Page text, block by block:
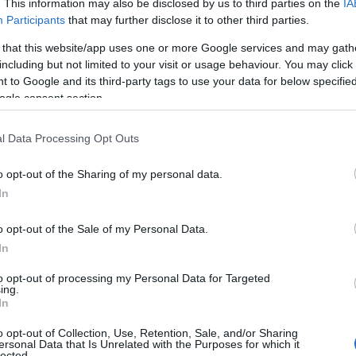
This information may also be disclosed by us to third parties on the
Participants that may further disclose it to other third parties.
that this website/app uses one or more Google services and may
but not limited to your visit or usage behaviour. You may
to Google and its third-party tags to use your data for below
consent section.
Data Processing Opt Outs
opt-out of the Sharing of my personal data.
opt-out of the Sale of my Personal Data.
opt-out of processing my Personal Data for Targeted
opt-out of Collection, Use, Retention, Sale, and/or Sharing
Data that Is Unrelated with the Purposes for which it
2026
χορήγηση 25.000 επιταγών κοινωνικού τουρισμού
σε έναν μοναδικό αριθμό για κάθε δικαιούχο
τη δυνατότητα πραγματοποίησης διακοπών σε
Μητρώου Παρόχων της ΔΥΠΑ.
διανυκτερεύσεις προβλέπονται
να πραγματοποιήσουν:
με μικρή ιδιωτική συμμετοχή σε